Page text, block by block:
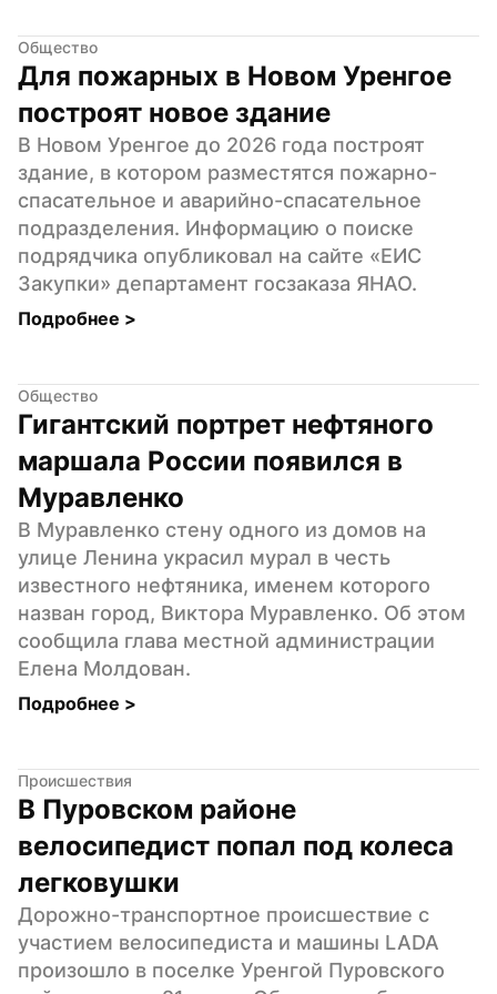
Общество
Для пожарных в Новом Уренгое
построят новое здание
В Новом Уренгое до 2026 года построят
здание, в котором разместятся пожарно-
спасательное и аварийно-спасательное
подразделения. Информацию о поиске
подрядчика опубликовал на сайте «ЕИС
Закупки» департамент госзаказа ЯНАО.
Подробнее >
Общество
Гигантский портрет нефтяного
маршала России появился в
Муравленко
В Муравленко стену одного из домов на
улице Ленина украсил мурал в честь
известного нефтяника, именем которого
назван город, Виктора Муравленко. Об этом
сообщила глава местной администрации
Елена Молдован.
Подробнее >
Происшествия
В Пуровском районе
велосипедист попал под колеса
легковушки
Дорожно-транспортное происшествие с
участием велосипедиста и машины LADA
произошло в поселке Уренгой Пуровского